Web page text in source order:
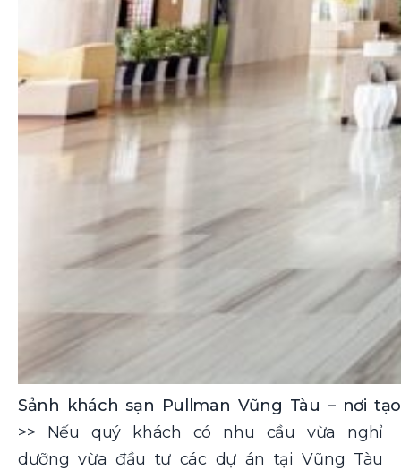
Sảnh khách sạn Pullman Vũng Tàu – nơi
>> Nếu quý khách có nhu cầu vừa nghỉ
dưỡng vừa đầu tư các dự án tại Vũng Tàu